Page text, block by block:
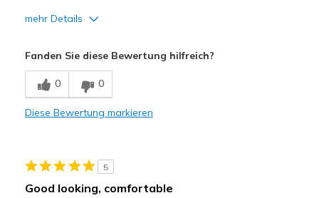
mehr Details
Breathe Well
Comfortable
Stylish
Fanden Sie diese Bewertung hilfreich?
0 0
Diese Bewertung markieren
5
Good looking, comfortable